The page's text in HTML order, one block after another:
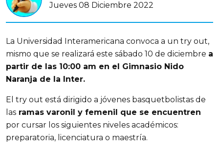
Jueves 08 Diciembre 2022
La Universidad Interamericana convoca a un try out,
mismo que se realizará este sábado 10 de diciembre a
partir de las 10:00 am en el Gimnasio Nido
Naranja de la Inter.
El try out está dirigido a jóvenes basquetbolistas de
las ramas varonil y femenil que se encuentren
por cursar los siguientes niveles académicos:
preparatoria, licenciatura o maestría.